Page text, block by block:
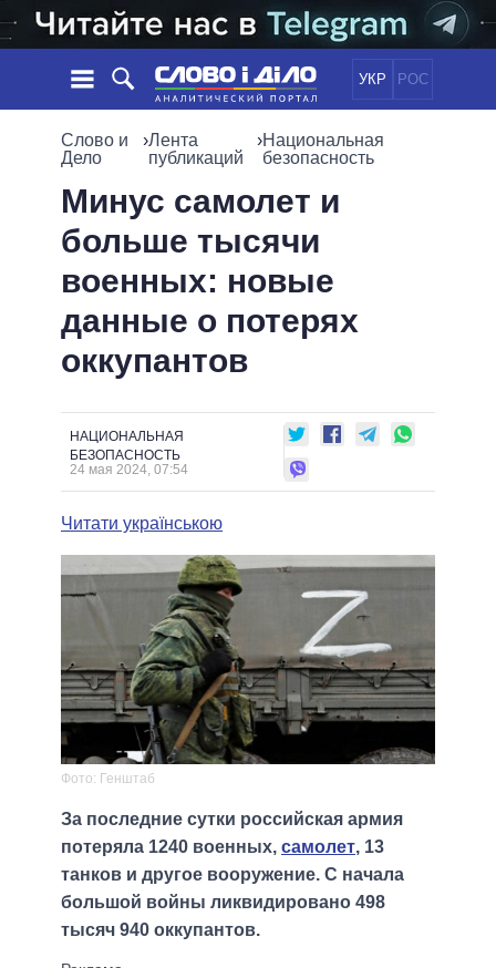
УКР РОС
НОВОСТИ
ЛЕНТА
СОБЫТИЯ
СТАТЬИ
МНЕНИЯ
ОБЗОРЫ
ДАЙДЖЕСТЫ
ОБЩЕСТВО
МИР
ПОЛИТИКИ
ВСЕ ПОЛИТИКИ
ПРЕЗИДЕНТ И ОФИС
ВЕРХОВНАЯ РАДА
КАБИНЕТ МИНИСТРОВ
ГЛАВЫ ОБЛАДМИНИСТРАЦИЙ
МЭРЫ
ВСЕ ПЕРСОНЫ
ИНФОГРАФИКА
ВИДЕО
СРАВНЕНИЕ ПОЛИТИКОВ
Слово и
Дело
›Лента
публикаций
›Национальная
безопасность
Минус самолет и
больше тысячи
военных: новые
данные о потерях
оккупантов
НАЦИОНАЛЬНАЯ
БЕЗОПАСНОСТЬ
24 мая 2024, 07:54
Читати українською
Фото: Генштаб
За последние сутки российская армия
потеряла 1240 военных, самолет, 13
танков и другое вооружение. С начала
большой войны ликвидировано 498
тысяч 940 оккупантов.